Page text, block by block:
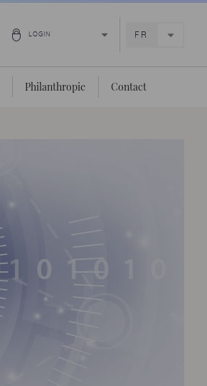
Philanthropie Contact